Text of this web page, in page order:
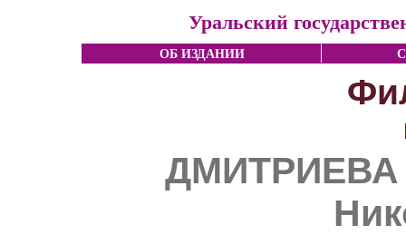
Уральский
ОБ ИЗДАНИИ
ДМИТРИЕВА